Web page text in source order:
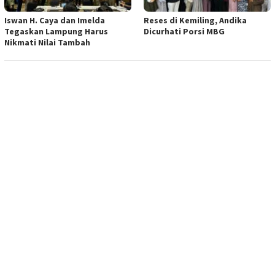
Iswan H. Caya dan Imelda
Tegaskan Lampung Harus
Nikmati Nilai Tambah
Reses di Kemiling, Andika
Dicurhati Porsi MBG